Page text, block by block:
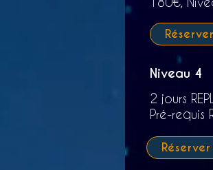
Niveau 4
2 jours
Pré-requis